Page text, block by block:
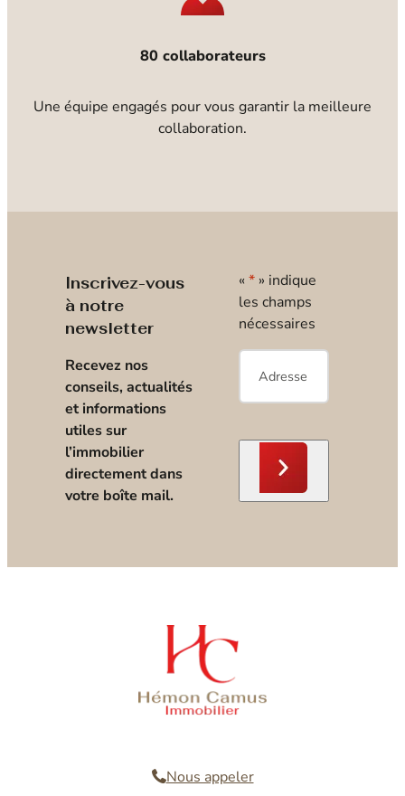
80 collaborateurs
Une équipe engagés pour vous garantir la meilleure
collaboration.
Inscrivez-vous
à notre
newsletter
Recevez nos
conseils, actualités
et informations
utiles sur
l’immobilier
directement dans
votre boîte mail.
« * » indique
les champs
nécessaires
E-
mail*
Nous appeler